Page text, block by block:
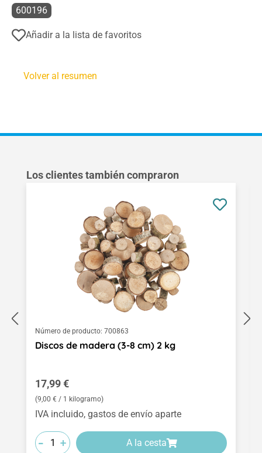
600196
Añadir a la lista de favoritos
Volver al resumen
Omitir la galería de productos
Los clientes también compraron
Número de producto: 700863
Discos de madera (3-8 cm) 2 kg
Precio normal:
17,99 €
(9,00 € / 1 kilogramo)
IVA incluido, gastos de envío aparte
-
-
- +
+
+ A la cesta